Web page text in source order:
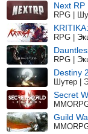
Next RP
RPG |
RPG |
RPG |
Destiny 2
Шутер |
Secret
Guild